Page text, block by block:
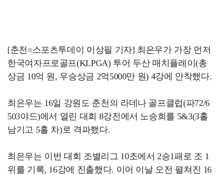
[춘천=스포츠투데이 이상필 기자] 최은우가 가장 먼저
한국여자프로골프(KLPGA) 투어 두산 매치플레이(총
상금 10억 원, 우승상금 2억5000만 원) 4강에 안착했다.
최은우는 16일 강원도 춘천의 라데나 골프클럽(파72/6
503야드)에서 열린 대회 8강전에서 노승희를 5&3(3홀
남기고 5홀 차)로 격파했다.
최은우는 이번 대회 조별리그 10조에서 2승1패로 조 1
위를 기록, 16강에 진출했다. 이어 이날 오전 펼쳐진 16